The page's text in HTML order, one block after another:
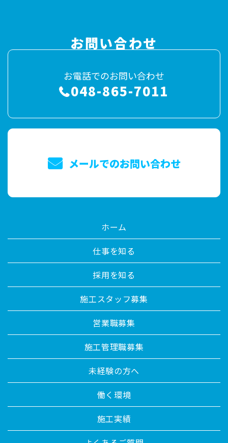
お問い合わせ
お電話でのお問い合わせ
048-865-7011
メールでのお問い合わせ
ホーム
仕事を知る
採用を知る
施工スタッフ募集
営業職募集
施工管理職募集
未経験の方へ
働く環境
施工実績